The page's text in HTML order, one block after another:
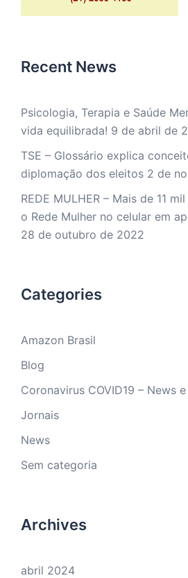
Recent News
Psicologia, Terapia e Saúde
vida equilibrada! 9 de abril de
TSE – Glossário explica
diplomação dos eleitos 2 de
REDE MULHER – Mais de 11
o Rede Mulher no celular em
28 de outubro de 2022
Categories
Amazon Brasil
Blog
Coronavirus COVID19 – News
Jornais
News
Sem categoria
Archives
abril 2024